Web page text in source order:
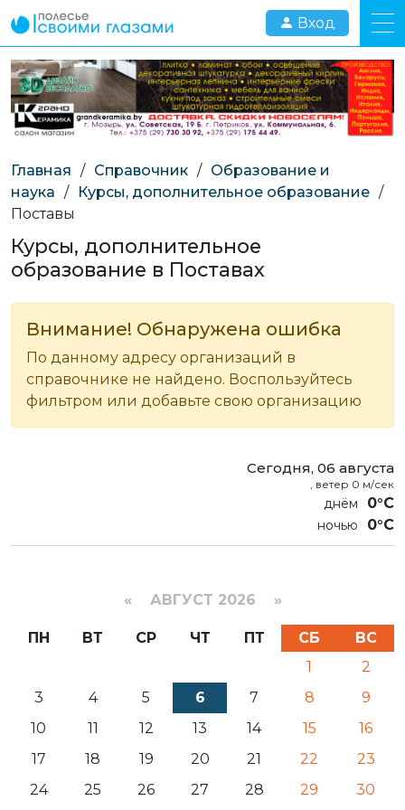
Вход
Главная / Справочник / Образование и
наука / Курсы, дополнительное образование /
Поставы
Курсы, дополнительное
образование в Поставах
Внимание! Обнаружена ошибка
По данному адресу организаций в
справочнике не найдено. Воспользуйтесь
фильтром или добавьте свою организацию
Сегодня, 06 августа
, ветер 0 м/сек
0°C
0°C
« АВГУСТ 2026 »
ПН ВТ СР ЧТ ПТ СБ
ВС
1
2
3
4 5 6 7 8
9
10
11 12 13 14 15
16
17
18 19 20 21 22
23
24
25 26 27 28 29 30